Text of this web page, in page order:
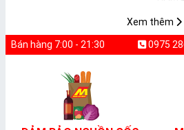
Xem thêm
Bán hàng 7:00 - 21:30 0975